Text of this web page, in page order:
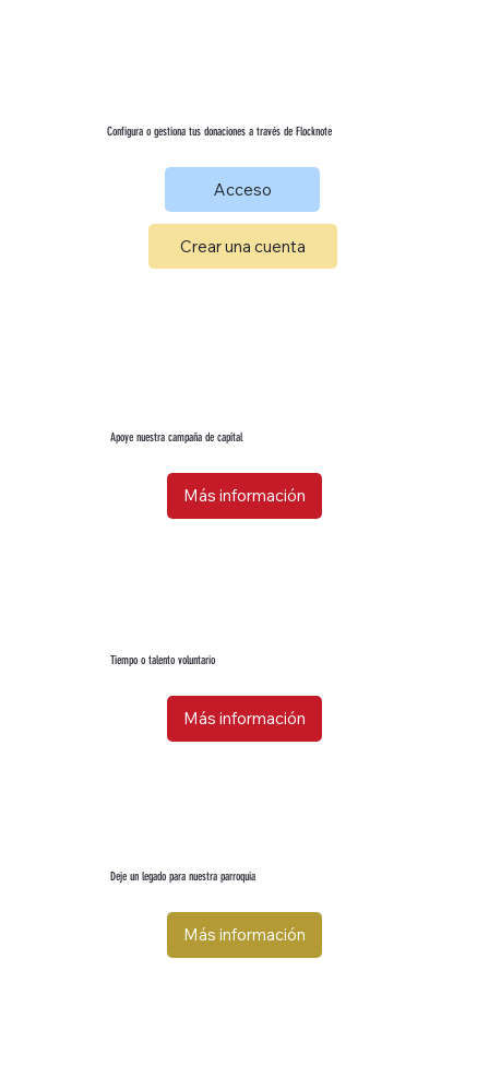
Configura o gestiona tus donaciones a través de Flocknote
Acceso
Crear una cuenta
Apoye nuestra campaña de capital
Más información
Tiempo o talento voluntario
Más información
Deje un legado para nuestra parroquia
Más información